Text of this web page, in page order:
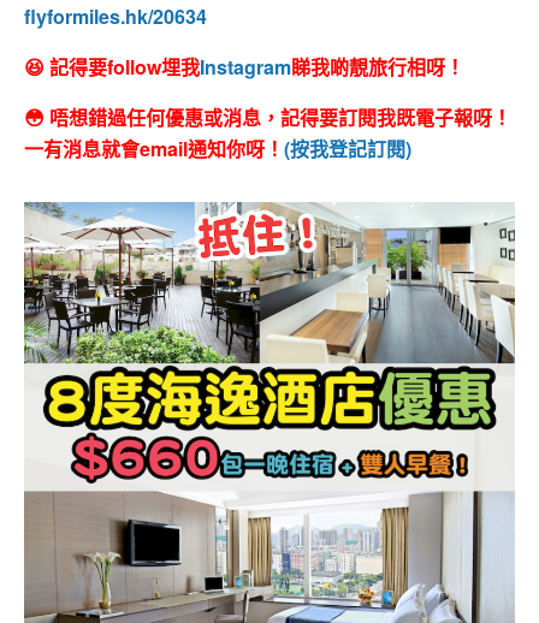
flyformiles.hk/20634
😆 記得要follow埋我Instagram睇我啲靚旅行相呀！
😳 唔想錯過任何優惠或消息，記得要訂閱我既電子報呀！
一有消息就會email通知你呀！ (按我登記訂閱)